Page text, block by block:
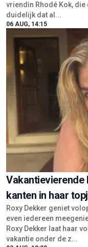
vriendin Rhodé Kok,
duidelijk dat al...
06 AUG, 14:15
Vakantievierende
kanten in haar
Roxy Dekker geniet
even iedereen
Roxy Dekker laat haar
vakantie onder de z...